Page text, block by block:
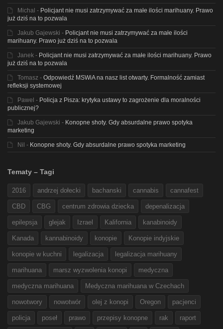
Michal - Policjant nie musi zatrzymywać za małe ilości marihuany. Prawo
już dziś na to pozwala
Jakub Gajewski - Policjant nie musi zatrzymywać za małe ilości
marihuany. Prawo już dziś na to pozwala
Janek - Policjant nie musi zatrzymywać za małe ilości marihuany. Prawo
już dziś na to pozwala
Tomasz - Odpowiedź MSWiA na nasz list otwarty. Formalność zamiast
refleksji systemowej
Pawel - Policja z Pisza: krytyka ustawy to zagrożenie dla moralności
publicznej?
Jakub Gajewski - Konopne shoty. Gdy absurdalne prawo spotyka
marketing
Nil - Konopne shoty. Gdy absurdalne prawo spotyka marketing
Tematy – Tagi
2016 andrzej dołecki bachanski cannabis cannafest
CBD CBG centrum zdrowia dziecka depenalizacja
epilepsja glejak Izrael Kalifornia kanabinoidy
Kanada kannabinoidy konopie Konopie indyjskie
konopie w kuchni legalizacja legalizacja marihuany
marihuana marsz wyzwolenia konopi medyczna
medyczna marihuana Medyczna marihuana w Czechach
nowotwory nowotwór olej z konopi Oregon pacjenci
policja poseł prawo przepisy konopne rak raport